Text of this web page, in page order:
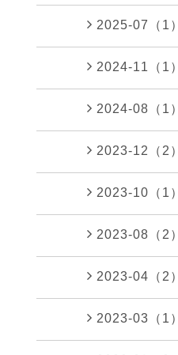
2025-07（1）
2024-11（1）
2024-08（1）
2023-12（2）
2023-10（1）
2023-08（2）
2023-04（2）
2023-03（1）